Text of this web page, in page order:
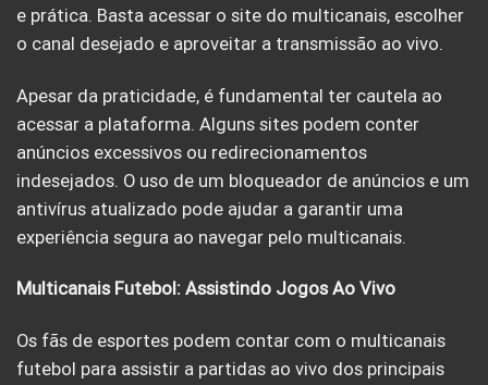
e prática. Basta acessar o site do multicanais, escolher
o canal desejado e aproveitar a transmissão ao vivo.
Apesar da praticidade, é fundamental ter cautela ao
acessar a plataforma. Alguns sites podem conter
anúncios excessivos ou redirecionamentos
indesejados. O uso de um bloqueador de anúncios e um
antivírus atualizado pode ajudar a garantir uma
experiência segura ao navegar pelo multicanais.
Multicanais Futebol: Assistindo Jogos Ao Vivo
Os fãs de esportes podem contar com o multicanais
futebol para assistir a partidas ao vivo dos principais